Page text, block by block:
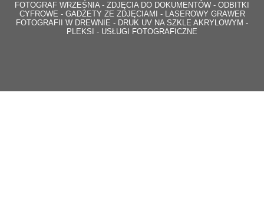
FOTOGRAF WRZEŚNIA - ZDJĘCIA DO DOKUMENTÓW - ODBITKI
CYFROWE - GADŻETY ZE ZDJĘCIAMI - LASEROWY GRAWER
FOTOGRAFII W DREWNIE - DRUK UV NA SZKLE AKRYLOWYM -
PLEKSI - USŁUGI FOTOGRAFICZNE